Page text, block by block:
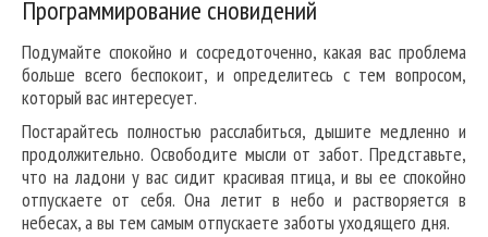
Программирование сновидений
Подумайте спокойно и сосредоточенно, какая вас проблема
больше всего беспокоит, и определитесь с тем вопросом,
который вас интересует.
Постарайтесь полностью расслабиться, дышите медленно и
продолжительно. Освободите мысли от забот. Представьте,
что на ладони у вас сидит красивая птица, и вы ее спокойно
отпускаете от себя. Она летит в небо и растворяется в
небесах, а вы тем самым отпускаете заботы уходящего дня.